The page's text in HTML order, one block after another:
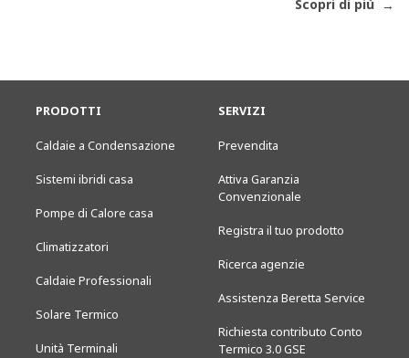
Scopri di più
PRODOTTI
Caldaie a Condensazione
Sistemi ibridi casa
Pompe di Calore casa
Climatizzatori
Caldaie Professionali
Solare Termico
Unità Terminali
SERVIZI
Prevendita
Attiva Garanzia
Convenzionale
Registra il tuo prodotto
Ricerca agenzie
Assistenza Beretta Service
Richiesta contributo Conto
Termico 3.0 GSE